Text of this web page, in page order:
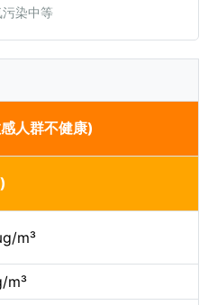
污染中等
人群不健康)
m³
m³